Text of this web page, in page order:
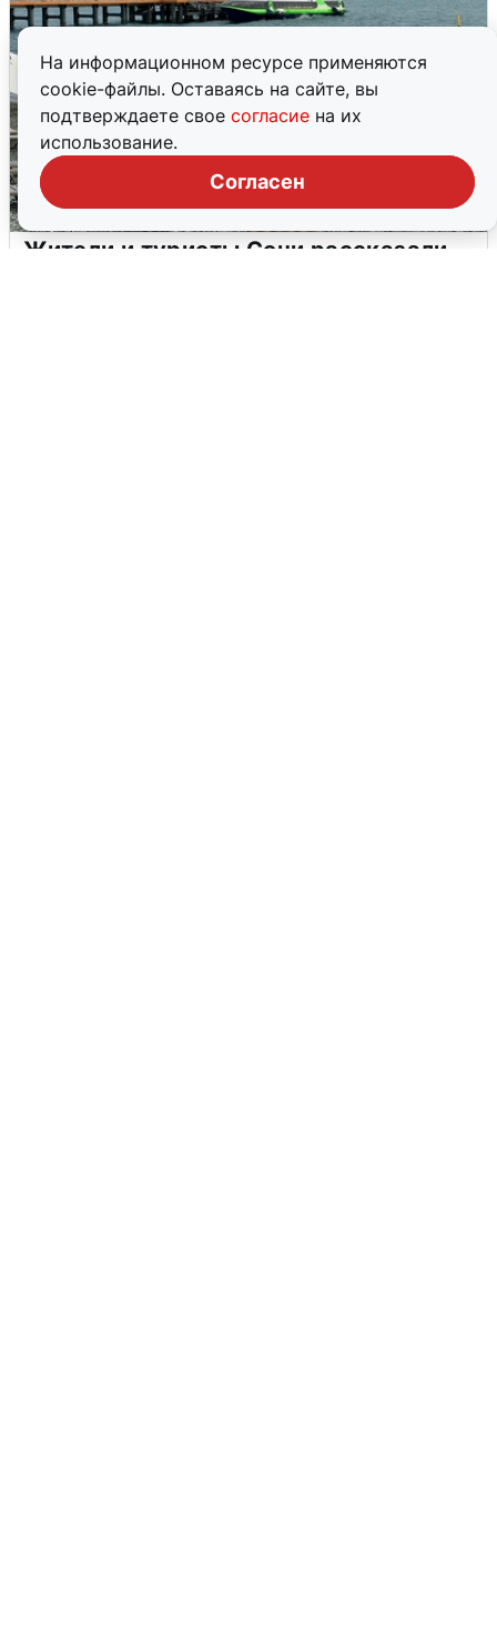
На информационном ресурсе применяются
cookie-файлы. Оставаясь на сайте, вы
подтверждаете свое согласие на их
использование.
Согласен
Жители и туристы Сочи рассказали